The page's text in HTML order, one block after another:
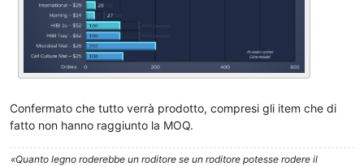
Confermato che tutto verrà prodotto, compresi gli item che di
fatto non hanno raggiunto la MOQ.
«Quanto legno roderebbe un roditore se un roditore potesse rodere il